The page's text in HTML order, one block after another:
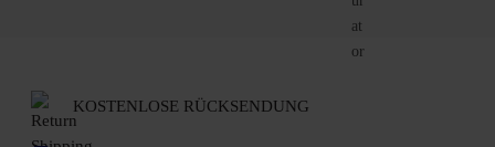
KOSTENLOSE RÜCKSENDUNG